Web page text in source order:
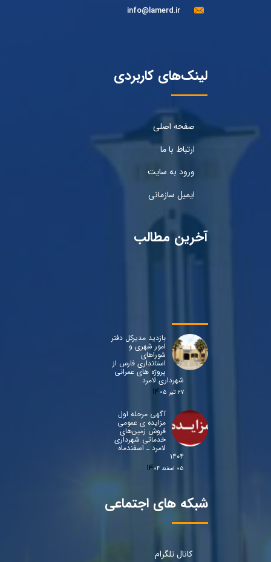
info@lamerd.ir
لینک‌های کاربردی
صفحه اصلی
ارتباط با ما
ورود به سایت
ایمیل سازمانی
آخرین مطالب
بازدید مدیرکل دفتر
امور شهری و
شوراهای
استانداری فارس از
پروژه های عمرانی
شهرداری لامرد
۲۷ تیر ۰۵
آگهی مرحله اول
مزایده ی عمومی
فروش زمین‌های
خدماتی شهرداری
لامرد ـ اسفندماه
۱۴۰۴
۰۵ اسفند ۰۴
شبکه های اجتماعی
کانال تلگرام